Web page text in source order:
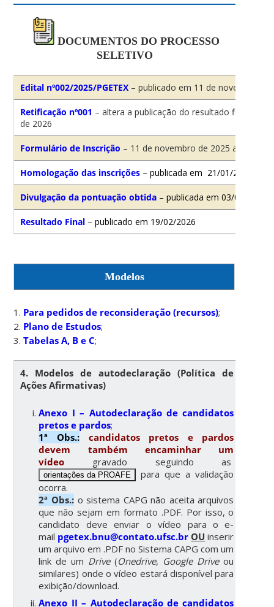
DOCUMENTOS DO PROCESSO
SELETIVO
Edital nº002/2025/PGETEX – publicado em 11 de novembro de
Retificação nº001 – altera a publicação do resultado final –
de 2026
Formulário de Inscrição – 11 de novembro de 2025 a 18 de
Homologação das inscrições – publicada em 21/01/2026
Divulgação da pontuação obtida – publicada em 03/02/2026
Resultado Final – publicado em 19/02/2026
Modelos
1. Para pedidos de reconsideração (recursos);
2. Plano de Estudos;
3.Tabelas A, B e C;
4. Modelos de autodeclaração (Política de
Ações Afirmativas)
Anexo I – Autodeclaração de candidatos
pretos e pardos;
1ª Obs.:
candidatos pretos e pardos
devem também encaminhar um
vídeo gravado seguindo as
orientações da PROAFE
para que a validação
ocorra.
2ª Obs.:o sistema CAPG não aceita arquivos
que não sejam em formato .PDF. Por isso, o
candidato deve enviar o vídeo para o e-
mail pgetex.bnu@contato.ufsc.br OU inserir
um arquivo em .PDF no Sistema CAPG com um
link de um Drive(Onedrive, Google Driveou
similares) onde o vídeo estará disponível para
exibição/download.
Anexo II – Autodeclaração de candidatos